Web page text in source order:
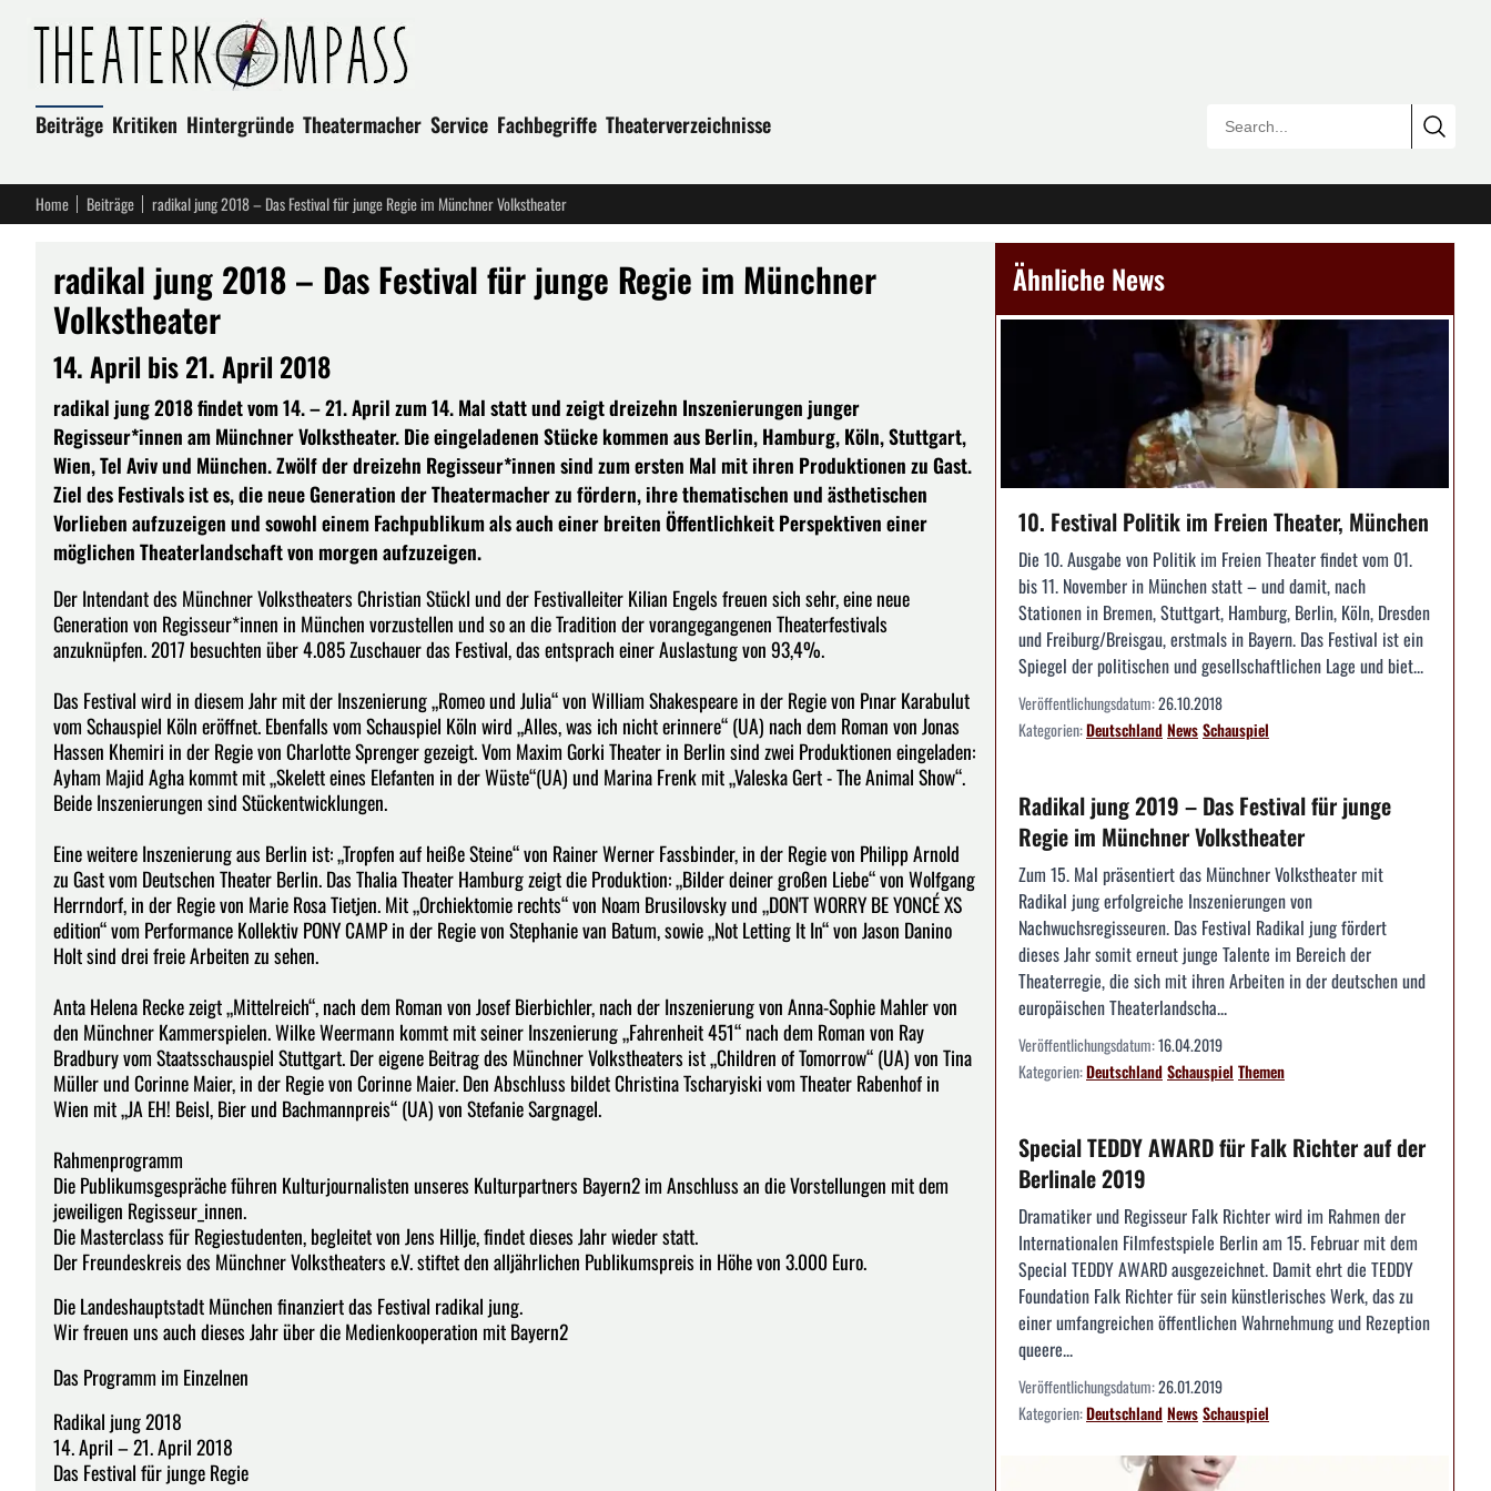
Beiträge Kritiken Hintergründe Theatermacher Service Fachbegriffe Theaterverzeichnisse
Home Beiträge radikal jung 2018 – Das Festival für junge Regie im Münchner Volkstheater
radikal jung 2018 – Das Festival für junge Regie im Münchner
Volkstheater
14. April bis 21. April 2018
radikal jung 2018 findet vom 14. – 21. April zum 14. Mal statt und zeigt dreizehn Inszenierungen junger
Regisseur*innen am Münchner Volkstheater. Die eingeladenen Stücke kommen aus Berlin, Hamburg, Köln, Stuttgart,
Wien, Tel Aviv und München. Zwölf der dreizehn Regisseur*innen sind zum ersten Mal mit ihren Produktionen zu Gast.
Ziel des Festivals ist es, die neue Generation der Theatermacher zu fördern, ihre thematischen und ästhetischen
Vorlieben aufzuzeigen und sowohl einem Fachpublikum als auch einer breiten Öffentlichkeit Perspektiven einer
möglichen Theaterlandschaft von morgen aufzuzeigen.
Der Intendant des Münchner Volkstheaters Christian Stückl und der Festivalleiter Kilian Engels freuen sich sehr, eine neue
Generation von Regisseur*innen in München vorzustellen und so an die Tradition der vorangegangenen Theaterfestivals
anzuknüpfen. 2017 besuchten über 4.085 Zuschauer das Festival, das entsprach einer Auslastung von 93,4%.
Das Festival wird in diesem Jahr mit der Inszenierung „Romeo und Julia“ von William Shakespeare in der Regie von Pınar Karabulut
vom Schauspiel Köln eröffnet. Ebenfalls vom Schauspiel Köln wird „Alles, was ich nicht erinnere“ (UA) nach dem Roman von Jonas
Hassen Khemiri in der Regie von Charlotte Sprenger gezeigt. Vom Maxim Gorki Theater in Berlin sind zwei Produktionen eingeladen:
Ayham Majid Agha kommt mit „Skelett eines Elefanten in der Wüste“(UA) und Marina Frenk mit „Valeska Gert - The Animal Show“.
Beide Inszenierungen sind Stückentwicklungen.
Eine weitere Inszenierung aus Berlin ist: „Tropfen auf heiße Steine“ von Rainer Werner Fassbinder, in der Regie von Philipp Arnold
zu Gast vom Deutschen Theater Berlin. Das Thalia Theater Hamburg zeigt die Produktion: „Bilder deiner großen Liebe“ von Wolfgang
Herrndorf, in der Regie von Marie Rosa Tietjen. Mit „Orchiektomie rechts“ von Noam Brusilovsky und „DON'T WORRY BE YONCÉ XS
edition“ vom Performance Kollektiv PONY CAMP in der Regie von Stephanie van Batum, sowie „Not Letting It In“ von Jason Danino
Holt sind drei freie Arbeiten zu sehen.
Anta Helena Recke zeigt „Mittelreich“, nach dem Roman von Josef Bierbichler, nach der Inszenierung von Anna-Sophie Mahler von
den Münchner Kammerspielen. Wilke Weermann kommt mit seiner Inszenierung „Fahrenheit 451“ nach dem Roman von Ray
Bradbury vom Staatsschauspiel Stuttgart. Der eigene Beitrag des Münchner Volkstheaters ist „Children of Tomorrow“ (UA) von Tina
Müller und Corinne Maier, in der Regie von Corinne Maier. Den Abschluss bildet Christina Tscharyiski vom Theater Rabenhof in
Wien mit „JA EH! Beisl, Bier und Bachmannpreis“ (UA) von Stefanie Sargnagel.
Rahmenprogramm
Die Publikumsgespräche führen Kulturjournalisten unseres Kulturpartners Bayern2 im Anschluss an die Vorstellungen mit dem
jeweiligen Regisseur_innen.
Die Masterclass für Regiestudenten, begleitet von Jens Hillje, findet dieses Jahr wieder statt.
Der Freundeskreis des Münchner Volkstheaters e.V. stiftet den alljährlichen Publikumspreis in Höhe von 3.000 Euro.
Die Landeshauptstadt München finanziert das Festival radikal jung.
Wir freuen uns auch dieses Jahr über die Medienkooperation mit Bayern2
Das Programm im Einzelnen
Radikal jung 2018
14. April – 21. April 2018
Das Festival für junge Regie
Ähnliche News
10. Festival Politik im Freien Theater, München
Die 10. Ausgabe von Politik im Freien Theater findet vom 01.
bis 11. November in München statt – und damit, nach
Stationen in Bremen, Stuttgart, Hamburg, Berlin, Köln, Dresden
und Freiburg/Breisgau, erstmals in Bayern. Das Festival ist ein
Spiegel der politischen und gesellschaftlichen Lage und biet...
Veröffentlichungsdatum:26.10.2018
Kategorien:DeutschlandNewsSchauspiel
Radikal jung 2019 – Das Festival für junge
Regie im Münchner Volkstheater
Zum 15. Mal präsentiert das Münchner Volkstheater mit
Radikal jung erfolgreiche Inszenierungen von
Nachwuchsregisseuren. Das Festival Radikal jung fördert
dieses Jahr somit erneut junge Talente im Bereich der
Theaterregie, die sich mit ihren Arbeiten in der deutschen und
europäischen Theaterlandscha...
Veröffentlichungsdatum:16.04.2019
Kategorien:DeutschlandSchauspiel Themen
Special TEDDY AWARD für Falk Richter auf der
Berlinale 2019
Dramatiker und Regisseur Falk Richter wird im Rahmen der
Internationalen Filmfestspiele Berlin am 15. Februar mit dem
Special TEDDY AWARD ausgezeichnet. Damit ehrt die TEDDY
Foundation Falk Richter für sein künstlerisches Werk, das zu
einer umfangreichen öffentlichen Wahrnehmung und Rezeption
queere...
Veröffentlichungsdatum:26.01.2019
Kategorien:DeutschlandNewsSchauspiel